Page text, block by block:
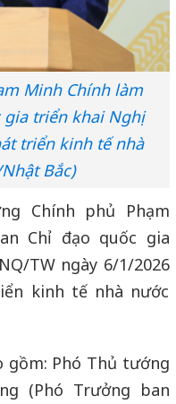
Minh Chính làm
gia triển khai Nghị
triển kinh tế nhà
Bắc)
Chính phủ Phạm
Chỉ đạo quốc gia
TW ngày 6/1/2026
kinh tế nhà nước
gồm: Phó Thủ tướng
(Phó Trưởng ban